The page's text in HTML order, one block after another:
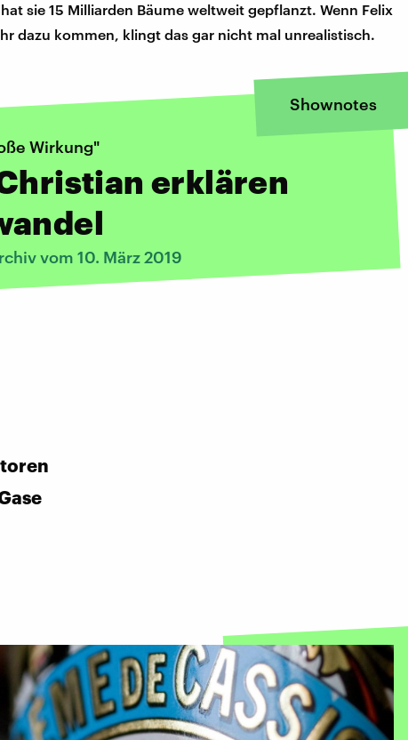
sie 15 Milliarden Bäume weltweit gepflanzt. Wenn Felix
dazu kommen, klingt das gar nicht mal unrealistisch.
Shownotes
Wirkung"
erklären
vom 10. März 2019